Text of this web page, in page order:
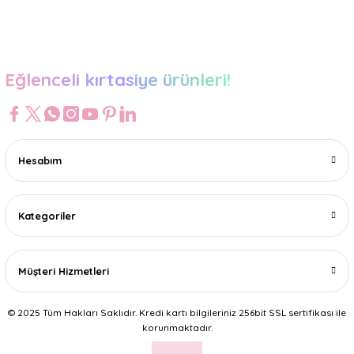
Eğlenceli kırtasiye ürünleri!
Hesabım
Kategoriler
Müşteri Hizmetleri
© 2025 Tüm Hakları Saklıdır. Kredi kartı bilgileriniz 256bit SSL sertifikası ile
korunmaktadır.